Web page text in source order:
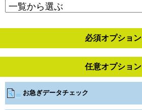
必須オプション
任意オプション
お急ぎデータチェック